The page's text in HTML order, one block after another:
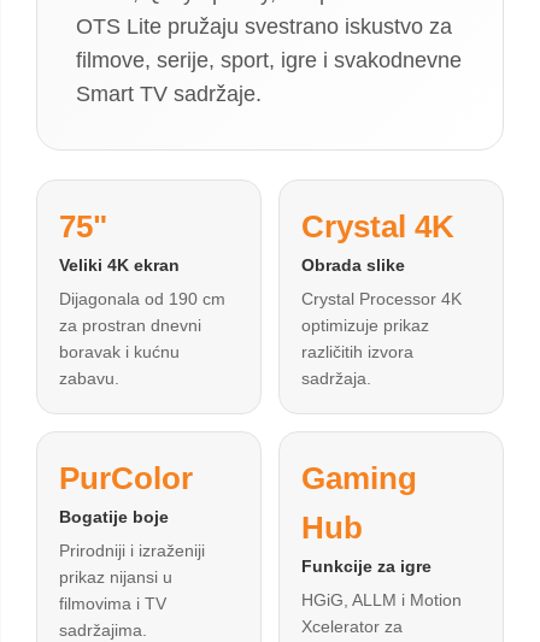
OTS Lite pružaju svestrano iskustvo za
filmove, serije, sport, igre i svakodnevne
Smart TV sadržaje.
75"
Veliki 4K ekran
Dijagonala od 190 cm
za prostran dnevni
boravak i kućnu
zabavu.
Crystal 4K
Obrada slike
Crystal Processor 4K
optimizuje prikaz
različitih izvora
sadržaja.
PurColor
Bogatije boje
Prirodniji i izraženiji
prikaz nijansi u
filmovima i TV
sadržajima.
Gaming
Hub
Funkcije za igre
HGiG, ALLM i Motion
Xcelerator za